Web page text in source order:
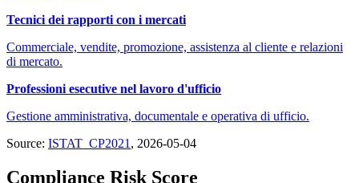
Tecnici dei rapporti con i mercati
Commerciale, vendite, promozione, assistenza al cliente e relazioni
di mercato.
Professioni esecutive nel lavoro d'ufficio
Gestione amministrativa, documentale e operativa di ufficio.
Source: ISTAT_CP2021 , 2026-05-04
Compliance Risk Score